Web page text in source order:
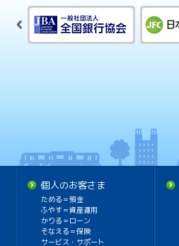
個人のお客さま
ためる＝預金
ふやす＝資産運用
かりる＝ローン
そなえる＝保険
サービス・サポート